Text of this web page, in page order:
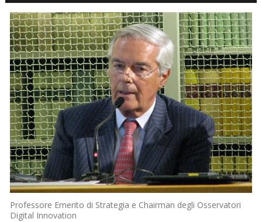
Professore Emerito di Strategia e Chairman degli Osservatori
Digital Innovation